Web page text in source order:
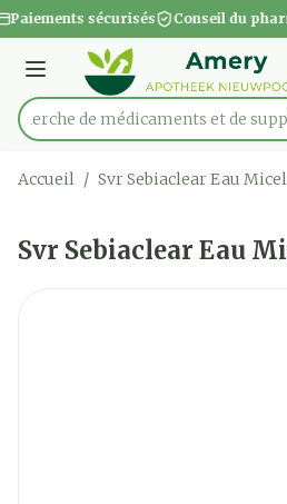
Aller au contenu
1 de 1
Paiements sécurisés Conseil du
Menu
Rechercherde médicaments et de
Accueil / Svr Sebiaclear Eau
Svr Sebiaclear Eau